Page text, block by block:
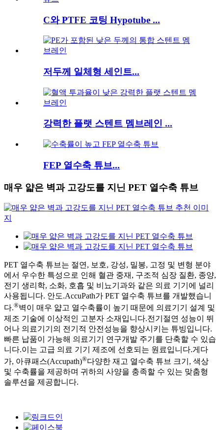
C와 PTFE 코팅 Hypotube ...
저두께 일체형 세인트...
강력한 플랫 스텐트 멤브레인 ...
FEP 열수축 튜브...
매우 얇은 벽과 고강도를 지닌 PET 열수축 튜브
PET 열수축 튜브는 절연, 보호, 강성, 밀봉, 고정 및 변형 분야
에서 우수한 특성으로 인해 혈관 중재, 구조적 심장 질환, 종양,
전기 생리학, 소화, 호흡 및 비뇨기과와 같은 의료 기기에 널리
사용됩니다. 안도.AccuPath가 PET 열수축 튜브를 개발했습니
다.®벽이 매우 얇고 열수축률이 높기 때문에 의료기기 설계 및
제조 기술에 이상적인 고분자 소재입니다.전기절연 성능이 뛰
어나 의료기기의 전기적 안전성능을 향상시키는 튜빙입니다.
빠른 납품이 가능해 의료기기 연구개발 주기를 단축할 수 있습
니다.이는 고급 의료 기기 제조에 선호되는 원료입니다.게다
가, 아큐패스(Accupath)®다양한 재고 열수축 튜브 크기, 색상
및 수축률을 제공하며 귀하의 사양을 충족할 수 있는 맞춤형
솔루션을 제공합니다.